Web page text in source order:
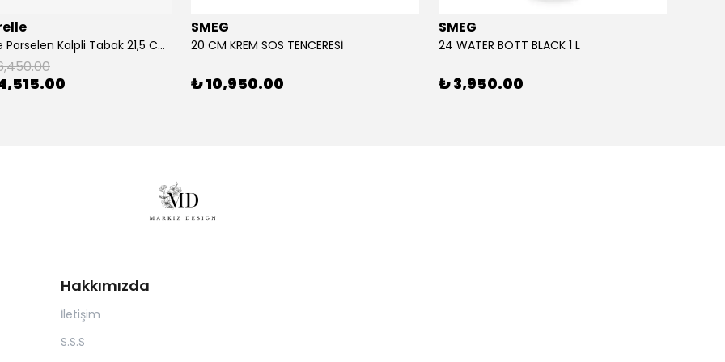
2'Li Pembe Porselen Kalpli Tabak 21,5 Cm La Majorelle
SMEG
20 CM KREM SOS TENCERESİ
₺ 10,950.00
SMEG
24 WATER BOTT BLACK 1 L
₺ 3,950.00
Hakkımızda
İletişim
S.S.S